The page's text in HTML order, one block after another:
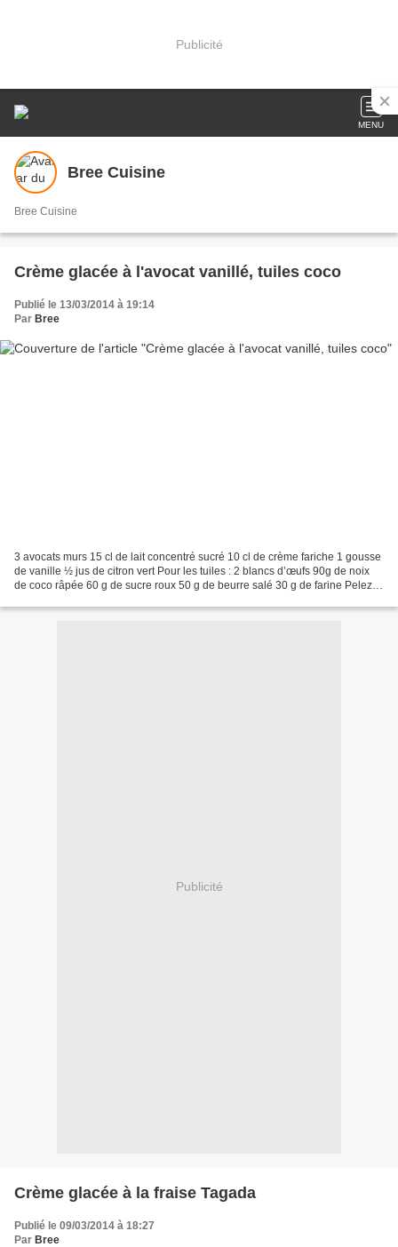
Publicité
MENU
Bree Cuisine
Bree Cuisine
Crème glacée à l'avocat vanillé, tuiles coco
Publié le 13/03/2014 à 19:14
Par Bree
3 avocats murs 15 cl de lait concentré sucré 10 cl de crème fariche 1 gousse
de vanille ½ jus de citron vert Pour les tuiles : 2 blancs d’œufs 90g de noix
de coco râpée 60 g de sucre roux 50 g de beurre salé 30 g de farine Pelez et
Publicité
Crème glacée à la fraise Tagada
Publié le 09/03/2014 à 18:27
Par Bree